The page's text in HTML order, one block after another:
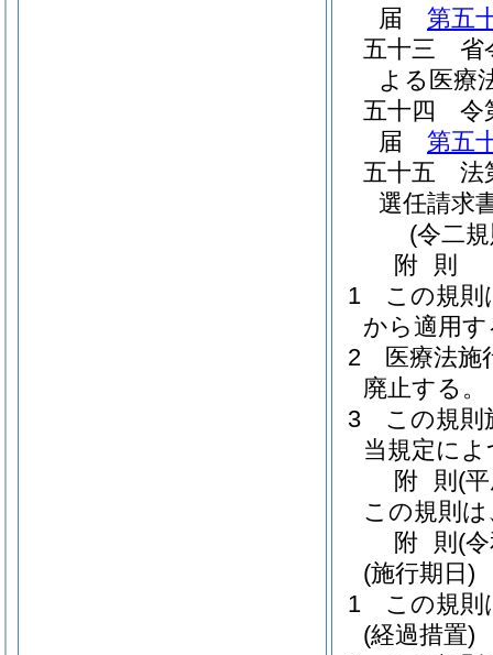
届 第五
五十三
省
よる医療
五十四
令
届 第五
五十五
法
選任請
(令二
附 則
1
この規則
から適用
2
医療法施
廃止する。
3
この規則
当規定に
附 則 (
この規則
附 則 (
(施行期日)
1
この規則
(経過措置)